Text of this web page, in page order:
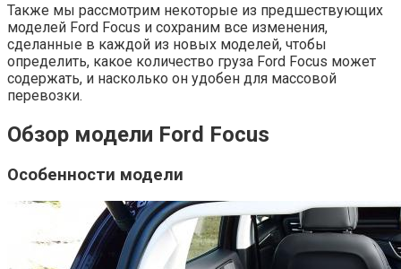
Также мы рассмотрим некоторые из предшествующих
моделей Ford Focus и сохраним все изменения,
сделанные в каждой из новых моделей, чтобы
определить, какое количество груза Ford Focus может
содержать, и насколько он удобен для массовой
перевозки.
Обзор модели Ford Focus
Особенности модели